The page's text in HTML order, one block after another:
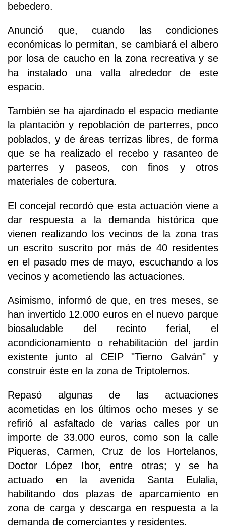
bebedero.
Anunció que, cuando las condiciones
económicas lo permitan, se cambiará el albero
por losa de caucho en la zona recreativa y se
ha instalado una valla alrededor de este
espacio.
También se ha ajardinado el espacio mediante
la plantación y repoblación de parterres, poco
poblados, y de áreas terrizas libres, de forma
que se ha realizado el recebo y rasanteo de
parterres y paseos, con finos y otros
materiales de cobertura.
El concejal recordó que esta actuación viene a
dar respuesta a la demanda histórica que
vienen realizando los vecinos de la zona tras
un escrito suscrito por más de 40 residentes
en el pasado mes de mayo, escuchando a los
vecinos y acometiendo las actuaciones.
Asimismo, informó de que, en tres meses, se
han invertido 12.000 euros en el nuevo parque
biosaludable del recinto ferial, el
acondicionamiento o rehabilitación del jardín
existente junto al CEIP "Tierno Galván" y
construir éste en la zona de Triptolemos.
Repasó algunas de las actuaciones
acometidas en los últimos ocho meses y se
refirió al asfaltado de varias calles por un
importe de 33.000 euros, como son la calle
Piqueras, Carmen, Cruz de los Hortelanos,
Doctor López Ibor, entre otras; y se ha
actuado en la avenida Santa Eulalia,
habilitando dos plazas de aparcamiento en
zona de carga y descarga en respuesta a la
demanda de comerciantes y residentes.